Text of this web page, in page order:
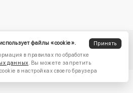
файлы «cookie».
Принять
в правилах по обработке
данных. Вы можете запретить
в настройках своего браузера